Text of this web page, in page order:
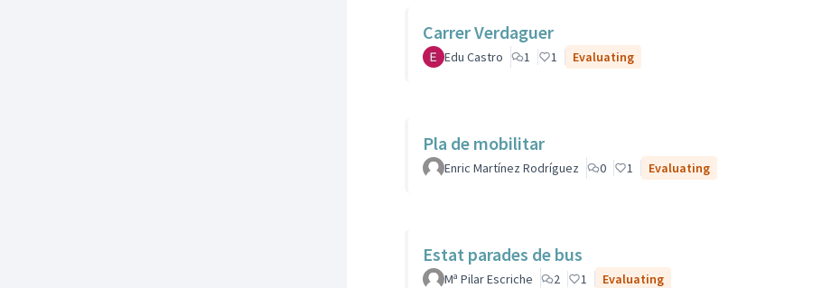
Carrer Verdaguer
Edu Castro 1 1 Evaluating
Pla de mobilitar
Enric Martínez Rodríguez 0 1 Evaluating
Estat parades de bus
Mª Pilar Escriche 2 1 Evaluating